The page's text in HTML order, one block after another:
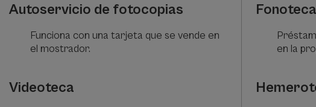
Autoservicio de fotocopias
Funciona con una tarjeta que se vende en
el mostrador.
Fonoteca
en la
Videoteca